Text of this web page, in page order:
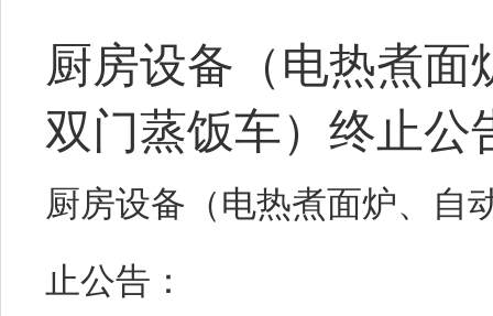
厨房设备（电热煮
双门蒸饭车）终止公
厨房设备（电热煮面炉、自
止公告：